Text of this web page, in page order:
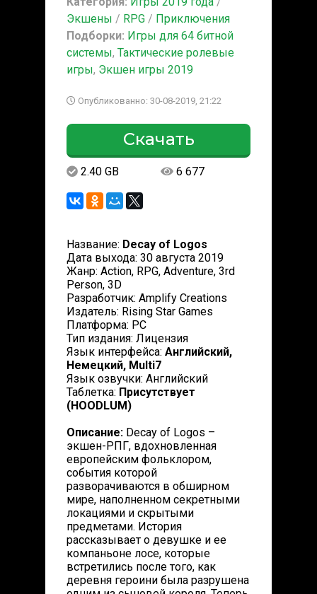
Экшены / RPG / Приключения
Подборки: Игры для 64 битной
системы, Тактические ролевые
игры, Экшен игры 2019
Опубликованно: 30-08-2019, 21:22
Скачать
2.40 GB 6 677
Название: Decay of Logos
Дата выхода: 30 августа 2019
Жанр: Action, RPG, Adventure, 3rd
Person, 3D
Разработчик: Amplify Creations
Издатель: Rising Star Games
Платформа: PC
Тип издания: Лицензия
Язык интерфейса: Английский,
Немецкий, Multi7
Язык озвучки: Английский
Таблетка: Присутствует
(HOODLUM)
Описание: Decay of Logos –
экшен-РПГ, вдохновленная
европейским фольклором,
события которой
разворачиваются в обширном
мире, наполненном секретными
локациями и скрытыми
предметами. История
рассказывает о девушке и ее
компаньоне лосе, которые
встретились после того, как
деревня героини была разрушена